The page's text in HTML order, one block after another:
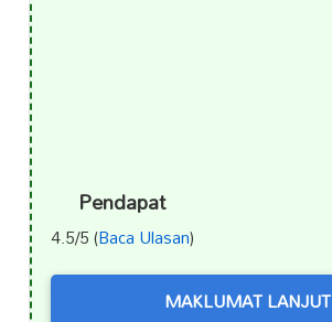
Pendapat
4.5/5 (Baca Ulasan)
MAKLUMAT LANJUT